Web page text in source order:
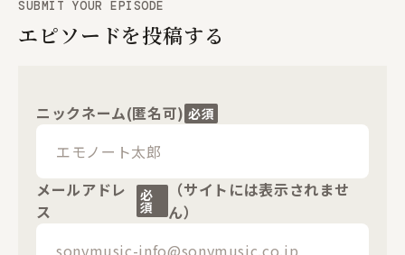
SUBMIT YOUR EPISODE
エピソードを投稿する
ニックネーム(匿名可) 必須
メールアドレ
ス
必
須
（サイトには表示されませ
ん）